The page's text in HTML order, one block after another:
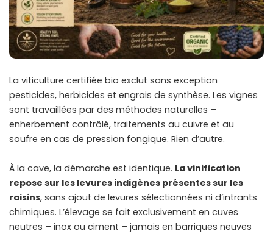
La viticulture certifiée bio exclut sans exception
pesticides, herbicides et engrais de synthèse. Les vignes
sont travaillées par des méthodes naturelles –
enherbement contrôlé, traitements au cuivre et au
soufre en cas de pression fongique. Rien d’autre.
À la cave, la démarche est identique. La vinification
repose sur les levures indigènes présentes sur les
raisins, sans ajout de levures sélectionnées ni d’intrants
chimiques. L’élevage se fait exclusivement en cuves
neutres – inox ou ciment – jamais en barriques neuves